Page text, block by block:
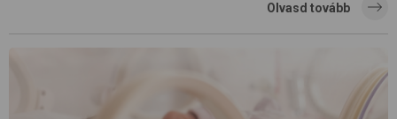
Olvasd tovább